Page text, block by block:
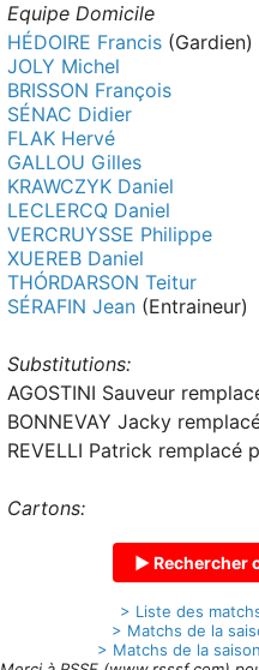
Equipe Domicile
HÉDOIRE Francis(Gardien)
JOLY Michel
BRISSON François
SÉNAC Didier
FLAK Hervé
GALLOU Gilles
KRAWCZYK Daniel
LECLERCQ Daniel
VERCRUYSSE Philippe
XUEREB Daniel
THÓRDARSON Teitur
SÉRAFIN Jean(Entraineur)
Substitutions:
AGOSTINI Sauveur
BONNEVAY Jacky
REVELLI Patrick remplacé
Cartons:
▶ Rechercher
> Liste des
> Matchs de la
> Matchs de la